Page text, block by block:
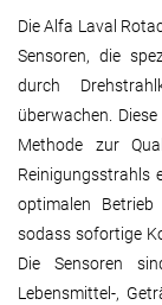
Die Alfa Laval
Sensoren, die
durch
überwachen.
Methode zur
Reinigungsstrahls
optimalen
sodass sofortige
Die Sensoren
Lebensmittel-,